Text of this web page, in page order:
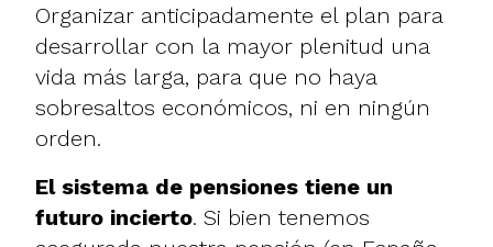
Organizar anticipadamente el plan para
desarrollar con la mayor plenitud una
vida más larga, para que no haya
sobresaltos económicos, ni en ningún
orden.
El sistema de pensiones tiene un
futuro incierto. Si bien tenemos